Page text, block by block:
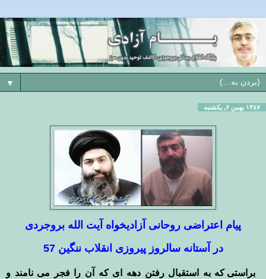
▼
۱۳۸۷ بهمن ۶, یکشنبه
پیام اعتراضی روحانی آزادیخواه آیت الله بروجردی
در آستانه سالروز پیروزی انقلاب ننگین 57
براستی که به استقبال رفتن دهه ای که آن را فجر می نامند و